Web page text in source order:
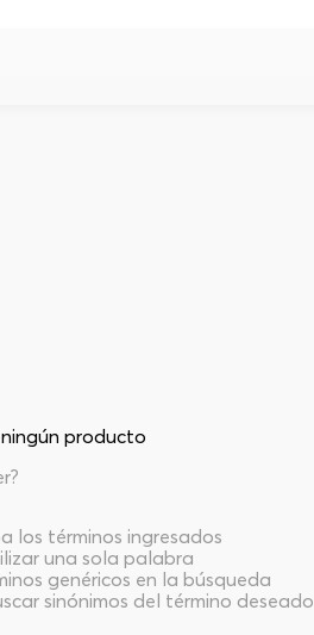
producto
los términos ingresados
una sola palabra
genéricos en la búsqueda
sinónimos del término deseado